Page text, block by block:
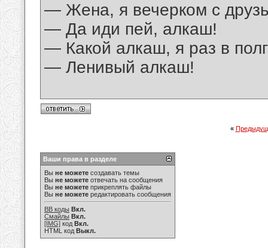
— Жена, я вечерком с
— Да иди пей, алкаш!
— Какой алкаш, я раз в
— Ленивый алкаш!
«
Ваши права в разделе
Вы не можете создавать темы
Вы не можете отвечать на сообщения
Вы не можете прикреплять файлы
Вы не можете редактировать сообщения
BB коды Вкл.
Смайлы Вкл.
[IMG] код Вкл.
HTML код Выкл.